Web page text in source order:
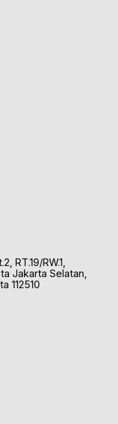
RT.19/RW.1,
Jakarta Selatan,
112510